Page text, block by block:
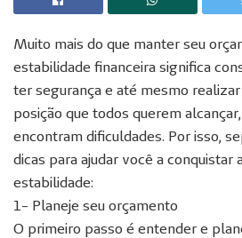
Muito mais do que manter seu
estabilidade financeira significa
ter segurança e até mesmo realizar
posição que todos querem
encontram dificuldades. Por isso,
dicas para ajudar você a conquistar
estabilidade:
1- Planeje seu orçamento
O primeiro passo é entender e